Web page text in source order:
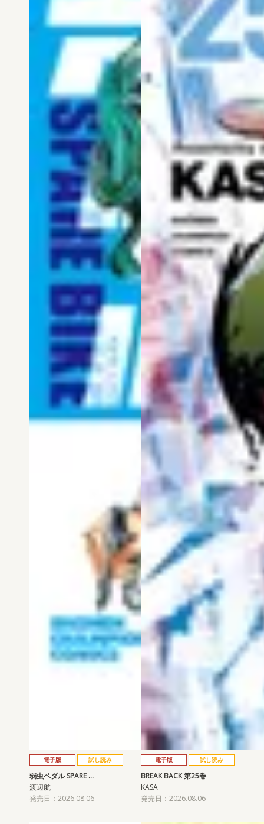
電子版 試し読み
弱虫ペダル SPARE …
渡辺航
発売日：2026.08.06
電子版 試し読み
BREAK BACK 第25巻
KASA
発売日：2026.08.06